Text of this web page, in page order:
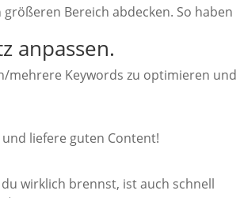
Bereich abdecken. So haben
anpassen.
mehrere Keywords zu optimieren und
liefere guten Content!
wirklich brennst, ist auch schnell